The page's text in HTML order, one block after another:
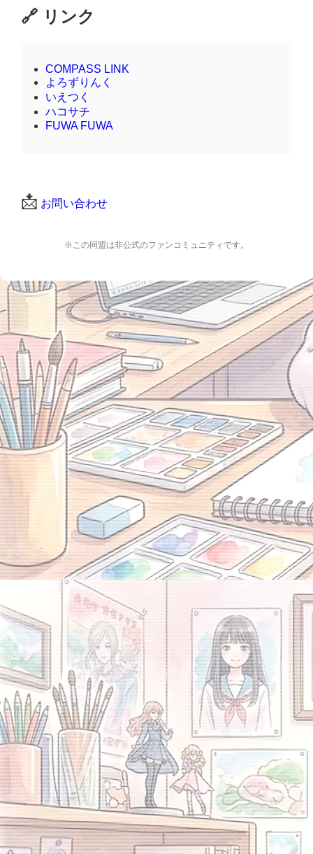
🔗 リンク
COMPASS LINK
よろずりんく
いえつく
ハコサチ
FUWA FUWA
📩 お問い合わせ
※この同盟は非公式のファンコミュニティです。